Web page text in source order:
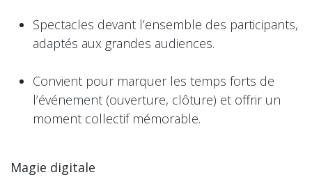
Spectacles devant l’ensemble des participants,
adaptés aux grandes audiences.
Convient pour marquer les temps forts de
l’événement (ouverture, clôture) et offrir un
moment collectif mémorable.
Magie digitale